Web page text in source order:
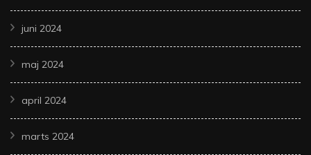
juni 2024
maj 2024
april 2024
marts 2024